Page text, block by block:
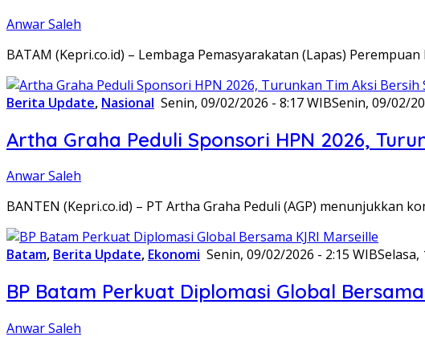
Anwar Saleh
BATAM (Kepri.co.id) – Lembaga Pemasyarakatan (Lapas)
Berita Update, Nasional Senin, 09/02/2026 - 8:17 WIBSenin, 09/02/
Artha Graha Peduli Sponsori HPN 2026,
Anwar Saleh
BANTEN (Kepri.co.id) – PT Artha Graha Peduli (AGP) menunjukkan
Batam, Berita Update, Ekonomi Senin, 09/02/2026 - 2:15 WIBSelasa,
BP Batam Perkuat Diplomasi Global
Anwar Saleh